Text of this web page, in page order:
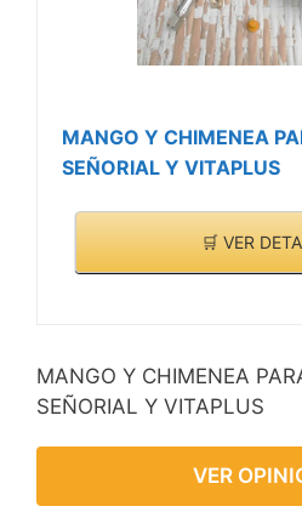
MANGO Y CHIMENEA
SEÑORIAL Y VITAPLUS
🛒 VER
MANGO Y CHIMENEA
SEÑORIAL Y VITAPLUS
VER